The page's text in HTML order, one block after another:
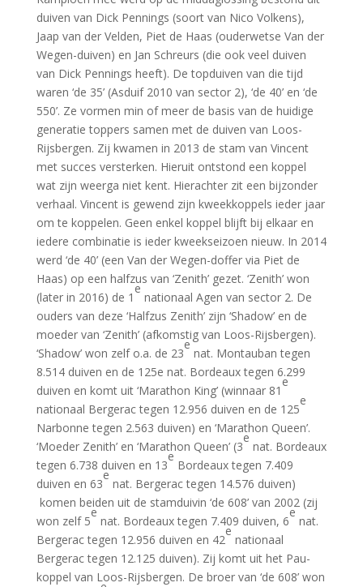
duiven van Dick Pennings (soort van Nico Volkens),
Jaap van der Velden, Piet de Haas (ouderwetse Van der
Wegen-duiven) en Jan Schreurs (die ook veel duiven
van Dick Pennings heeft). De topduiven van die tijd
waren ‘de 35’ (Asduif 2010 van sector 2), ‘de 40’ en ‘de
550’. Ze vormen min of meer de basis van de huidige
generatie toppers samen met de duiven van Loos-
Rijsbergen. Zij kwamen in 2013 de stam van Vincent
met succes versterken. Hieruit ontstond een koppel
wat zijn weerga niet kent. Hierachter zit een bijzonder
verhaal. Vincent is gewend zijn kweekkoppels ieder jaar
om te koppelen. Geen enkel koppel blijft bij elkaar en
iedere combinatie is ieder kweekseizoen nieuw. In 2014
werd ‘de 40’ (een Van der Wegen-doffer via Piet de
Haas) op een halfzus van ‘Zenith’ gezet. ‘Zenith’ won
(later in 2016) de 1
e
nationaal Agen van sector 2. De
ouders van deze ‘Halfzus Zenith’ zijn ‘Shadow’ en de
moeder van ‘Zenith’ (afkomstig van Loos-Rijsbergen).
‘Shadow’ won zelf o.a. de 23
e
nat. Montauban tegen
8.514 duiven en de 125e nat. Bordeaux tegen 6.299
duiven en komt uit ‘Marathon King’ (winnaar 81
e
nationaal Bergerac tegen 12.956 duiven en de 125
e
Narbonne tegen 2.563 duiven) en ‘Marathon Queen’.
‘Moeder Zenith’ en ‘Marathon Queen’ (3
e
nat. Bordeaux
tegen 6.738 duiven en 13
e
Bordeaux tegen 7.409
duiven en 63
e
nat. Bergerac tegen 14.576 duiven)
komen beiden uit de stamduivin ‘de 608’ van 2002 (zij
won zelf 5
e
nat. Bordeaux tegen 7.409 duiven, 6
e
nat.
Bergerac tegen 12.956 duiven en 42
e
nationaal
Bergerac tegen 12.125 duiven). Zij komt uit het Pau-
koppel van Loos-Rijsbergen. De broer van ‘de 608’ won